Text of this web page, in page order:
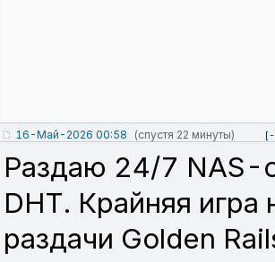
16-Май-2026 00:58 (спустя 22 минуты)
Раздаю 24/7 NAS-
DHT. Крайняя
раздачи Golden